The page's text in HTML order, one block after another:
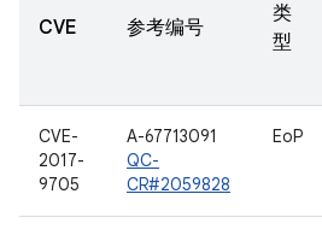
CVE 参考编号
类
型
CVE-
2017-
9705
A-67713091
QC-
CR#2059828
EoP